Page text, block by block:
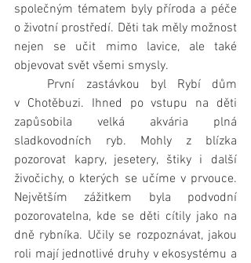
společným tématem byly příroda a péče
o životní prostředí. Děti tak měly možnost
nejen se učit mimo lavice, ale také
objevovat svět všemi smysly.
v Chotěbuzi. Ihned po vstupu na děti
zapůsobila velká akvária plná
sladkovodních ryb. Mohly z blízka
pozorovat kapry, jesetery, štiky i další
živočichy, o kterých se učíme v prvouce.
Největším zážitkem byla podvodní
pozorovatelna, kde se děti cítily jako na
dně rybníka. Učily se rozpoznávat, jakou
roli mají jednotlivé druhy v ekosystému a